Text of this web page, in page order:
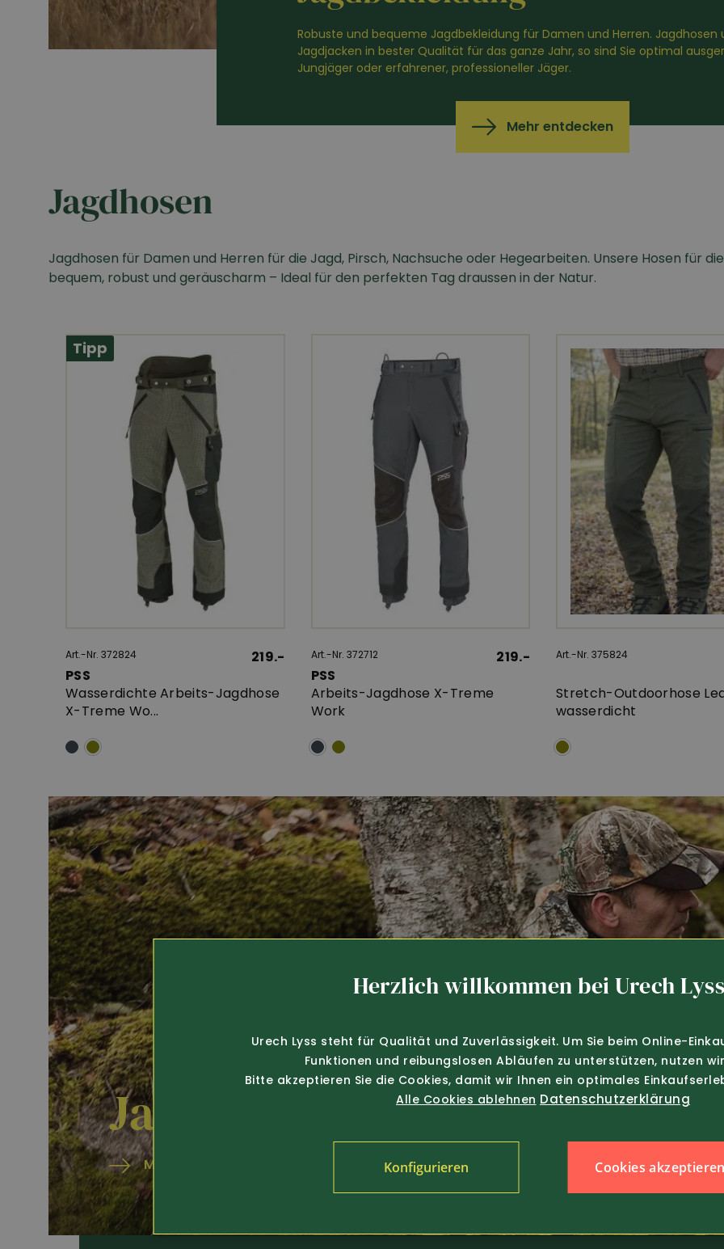
Robuste und bequeme Jagdbekleidung für Damen und Herren. Jagdhosen
Jagdjacken in bester Qualität für das ganze Jahr, so sind Sie optimal
Jungjäger oder erfahrener, professioneller Jäger.
Mehr entdecken
Jagdhosen
Jagdhosen für Damen und Herren für die Jagd, Pirsch, Nachsuche oder Hegearbeiten. Unsere Hosen für
bequem, robust und geräuscharm – Ideal für den perfekten Tag draussen in der Natur.
Tipp
Art.-Nr. 372824
219.-
PSS
Wasserdichte Arbeits-Jagdhose
X-Treme Wo...
Art.-Nr. 372712
219.-
PSS
Arbeits-Jagdhose X-Treme
Work
Art.-Nr. 375824
Stretch-Outdoorhose
wasserdicht
Jagdjacken
Mehr erfahren
Herzlich willkommen bei Urech
Urech Lyss steht für Qualität und Zuverlässigkeit. Um Sie beim Online-
Funktionen und reibungslosen Abläufen zu unterstützen, nutzen
Bitte akzeptieren Sie die Cookies, damit wir Ihnen ein optimales
Alle Cookies ablehnen Datenschutzerklärung
Cookies
Konfigurieren